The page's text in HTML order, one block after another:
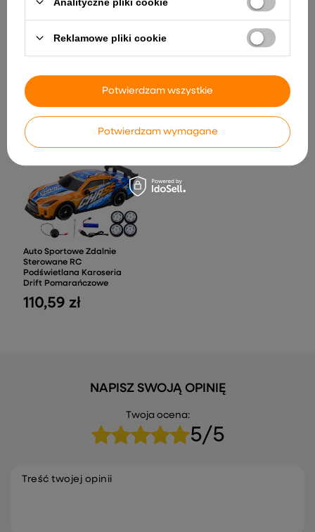
Mercedes GT63 AMG DK-
Czarny
2 348,70 zł
Rowerek Do Odpychania
Auto Sportowe Zdalnie
Sterowane RC
Podświetlana Karoseria
Drift Pomarańczowe
110,59 zł
NAPISZ SWOJĄ OPINIĘ
Twoja ocena:
5/5
Treść twojej opinii
Reklamowe pliki cookie
Potwierdzam wymagane
Potwierdzam wszystkie